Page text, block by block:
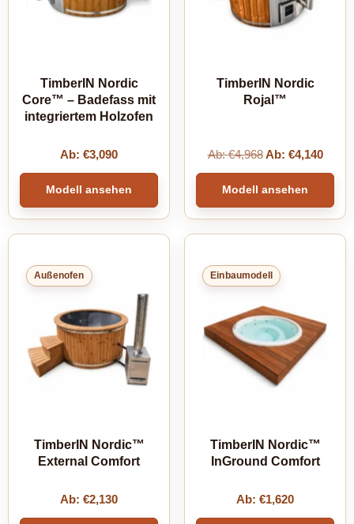
TimberIN Nordic
Core™ – Badefass mit
integriertem Holzofen
Ab: €3,090
Modell ansehen
TimberIN Nordic
Rojal™
Ab:€4,968 Ab: €4,140
Modell ansehen
Außenofen
TimberIN Nordic™
External Comfort
Ab: €2,130
Einbaumodell
TimberIN Nordic™
InGround Comfort
Ab: €1,620